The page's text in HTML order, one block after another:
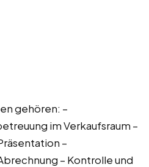
gehören: –
im Verkaufsraum –
–
– Kontrolle und